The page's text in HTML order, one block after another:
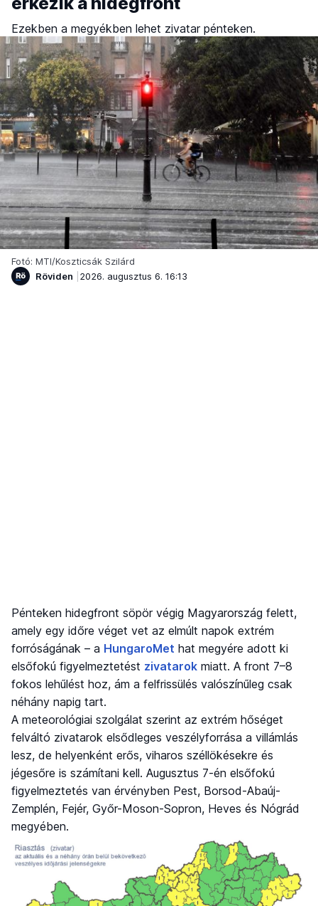
Ezekben a megyékben lehet zivatar pénteken.
Fotó: MTI/Koszticsák Szilárd
Röviden
2026. augusztus 6. 16:13
Pénteken hidegfront söpör végig Magyarország felett,
amely egy időre véget vet az elmúlt napok extrém
forróságának – a HungaroMet hat megyére adott ki
elsőfokú figyelmeztetést zivatarok miatt. A front 7–8
fokos lehűlést hoz, ám a felfrissülés valószínűleg csak
néhány napig tart.
A meteorológiai szolgálat szerint az extrém hőséget
felváltó zivatarok elsődleges veszélyforrása a villámlás
lesz, de helyenként erős, viharos széllökésekre és
jégesőre is számítani kell. Augusztus 7-én elsőfokú
figyelmeztetés van érvényben Pest, Borsod-Abaúj-
Zemplén, Fejér, Győr-Moson-Sopron, Heves és Nógrád
megyében.